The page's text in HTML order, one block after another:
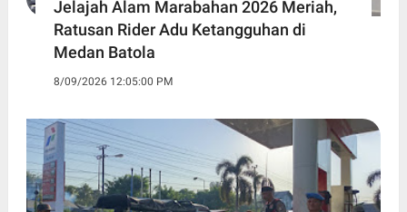
Jelajah Alam Marabahan 2026 Meriah,
Ratusan Rider Adu Ketangguhan di
Medan Batola
8/09/2026 12:05:00 PM